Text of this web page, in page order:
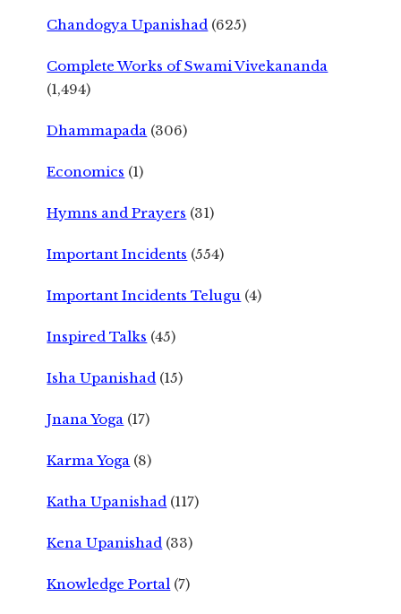
Chandogya Upanishad (625)
Complete Works of Swami Vivekananda
(1,494)
Dhammapada (306)
Economics (1)
Hymns and Prayers (31)
Important Incidents (554)
Important Incidents Telugu (4)
Inspired Talks (45)
Isha Upanishad (15)
Jnana Yoga (17)
Karma Yoga (8)
Katha Upanishad (117)
Kena Upanishad (33)
Knowledge Portal (7)